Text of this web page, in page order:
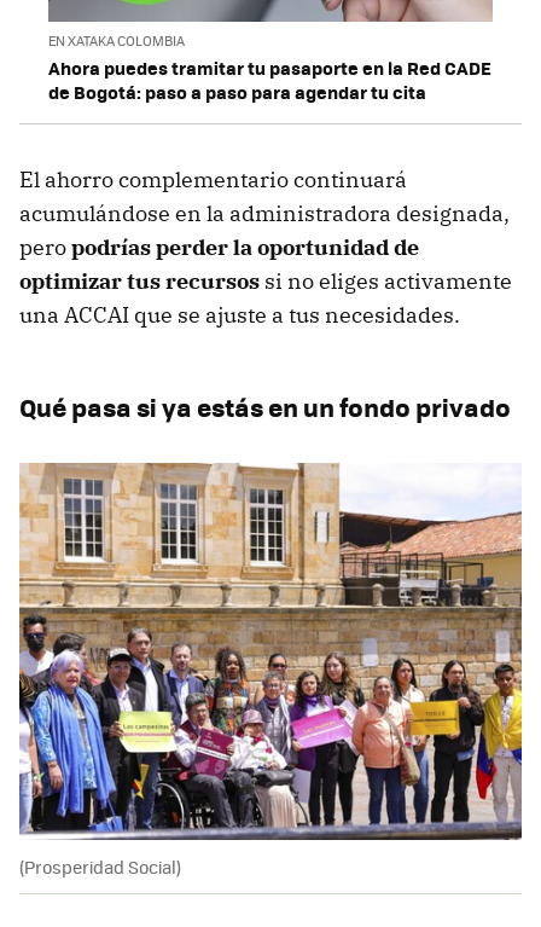
EN XATAKA COLOMBIA
Ahora puedes tramitar tu pasaporte en la Red CADE
de Bogotá: paso a paso para agendar tu cita
El ahorro complementario continuará
acumulándose en la administradora designada,
peropodrías perder la oportunidad de
optimizar tus recursos si no eliges activamente
una ACCAI que se ajuste a tus necesidades.
Qué pasa si ya estás en un fondo privado
(Prosperidad Social)